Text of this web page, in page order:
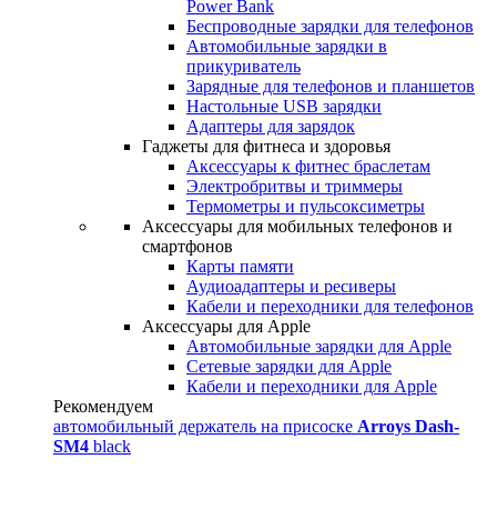
Power Bank
Беспроводные зарядки для телефонов
Автомобильные зарядки в
прикуриватель
Зарядные для телефонов и планшетов
Настольные USB зарядки
Адаптеры для зарядок
Гаджеты для фитнеса и здоровья
Аксессуары к фитнес браслетам
Электробритвы и триммеры
Термометры и пульсоксиметры
Аксессуары для мобильных телефонов и
смартфонов
Карты памяти
Аудиоадаптеры и ресиверы
Кабели и переходники для телефонов
Аксессуары для Apple
Автомобильные зарядки для Apple
Сетевые зарядки для Apple
Кабели и переходники для Apple
Рекомендуем
автомобильный держатель на присоске Arroys Dash-
SM4 black